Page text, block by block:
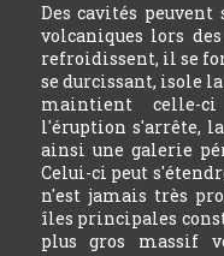
Des cavités
volcaniques lors
refroidissent, il se
se durcissant, isole
maintient celle-
l'éruption s'arrête,
ainsi une galerie
Celui-ci peut
n'est jamais très
îles principales
plus gros massif